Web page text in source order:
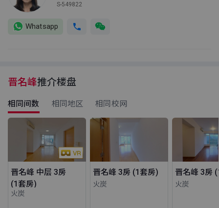
S-549822
Whatsapp
晋名峰推介楼盘
相同间数 相同地区 相同校网
晋名峰 中层 3房
(1套房)
火炭
晋名峰 3房 (1套房)
火炭
晋名峰 3房
火炭